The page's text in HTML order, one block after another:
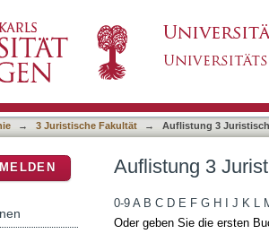
→ 3 Juristische Fakultät → Auflistung 3
Auflistung 3
0-9 A B C D E F G H J K L
Oder geben Sie die ersten